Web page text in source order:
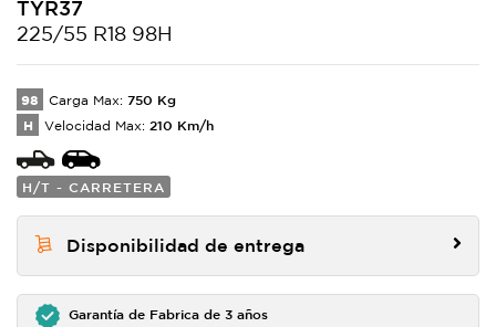
TYR37
225/55 R18 98H
98 Carga Max: 750 Kg
H Velocidad Max: 210 Km/h
H/T - CARRETERA
Disponibilidad de entrega
Garantía de Fabrica de 3 años